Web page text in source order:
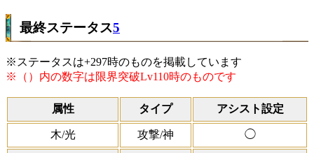
最終ステータス5
※ステータスは+297時のものを掲載しています
※（）内の数字は限界突破Lv110時のものです
属性 タイプ アシスト設定
木/光 攻撃/神 ◯